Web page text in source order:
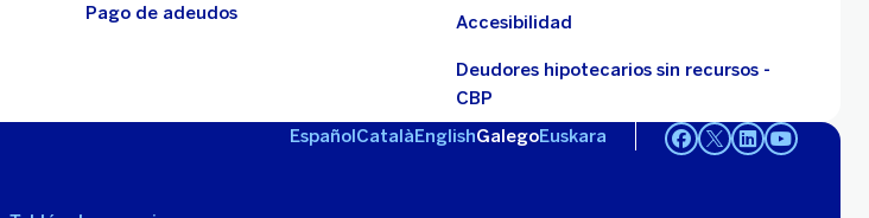
Pago de adeudos Accesibilidad
Deudores hipotecarios sin recursos -
CBP
EspañolCatalàEnglishGalegoEuskara